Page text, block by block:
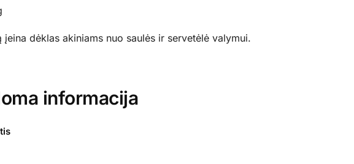
įeina dėklas akiniams nuo saulės ir servetėlė valymui.
informacija